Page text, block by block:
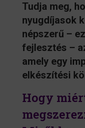
Tudja meg,
nyugdíjasok
népszerű –
fejlesztés –
amely egy
elkészítési
Hogy